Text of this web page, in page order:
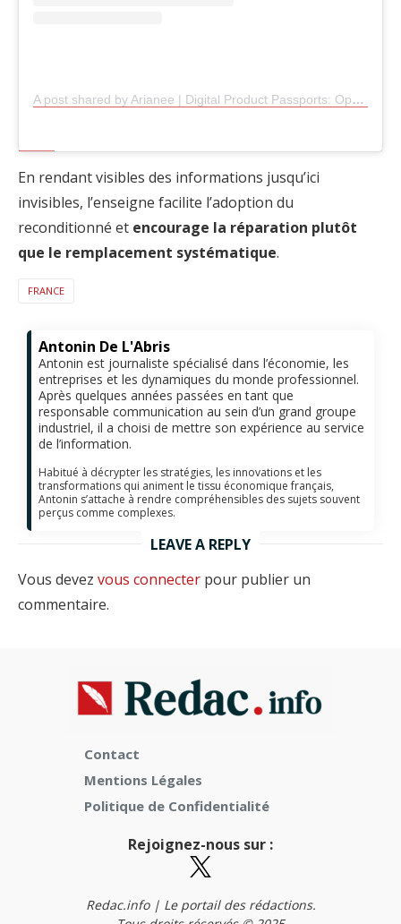
A post shared by Arianee | Digital Product Passports: Open & Interoperable (@arianee_project)
En rendant visibles des informations jusqu’ici
invisibles, l’enseigne facilite l’adoption du
reconditionné et encourage la réparation plutôt
que le remplacement systématique.
FRANCE
Antonin De L'Abris
Antonin est journaliste spécialisé dans l’économie, les
entreprises et les dynamiques du monde professionnel.
Après quelques années passées en tant que
responsable communication au sein d’un grand groupe
industriel, il a choisi de mettre son expérience au service
de l’information.
Habitué à décrypter les stratégies, les innovations et les
transformations qui animent le tissu économique français,
Antonin s’attache à rendre compréhensibles des sujets souvent
perçus comme complexes.
LEAVE A REPLY
Vous devez vous connecter pour publier un
commentaire.
Contact
Mentions Légales
Politique de Confidentialité
Rejoignez-nous sur :
Redac.info | Le portail des rédactions.